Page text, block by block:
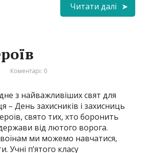
Читати далі
Коментарі: 0
з найважливіших свят для
– День захисників і захисниць
свято тих, хто боронить
від лютого ворога.
ми можемо навчатися,
Учні п’ятого класу